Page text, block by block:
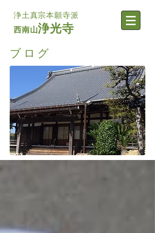
浄土真宗本願寺派
西南山浄光寺
ブログ